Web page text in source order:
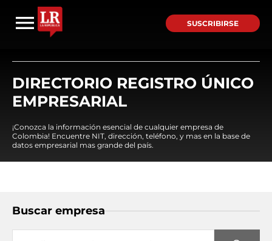
SUSCRIBIRSE
DIRECTORIO REGISTRO ÚNICO
EMPRESARIAL
¡Conozca la información esencial de cualquier empresa de
Colombia! Encuentre NIT, dirección, teléfono, y mas en la base de
datos empresarial mas grande del país.
Buscar empresa